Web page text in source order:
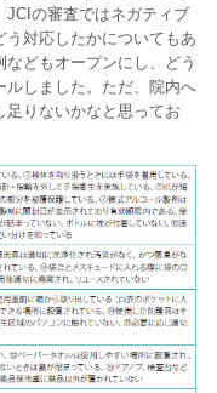
JCIの審査ではネガティブ
対応したかについてもあ
どもオープンにし、どう
ルしました。ただ、院内へ
りないかなと思ってお